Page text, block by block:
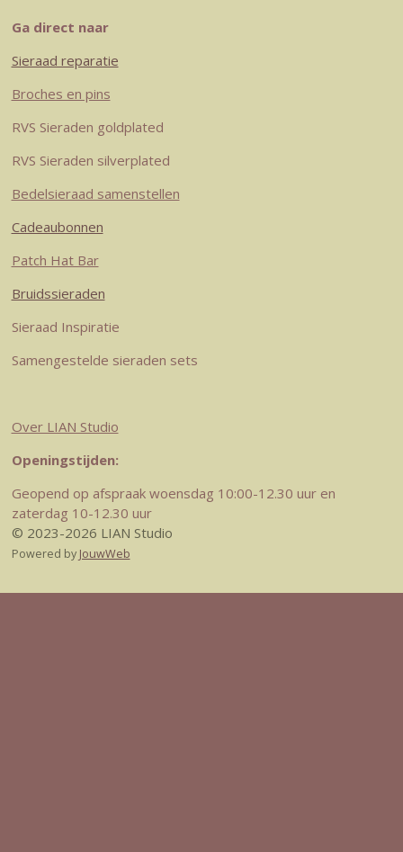
t
a
g
r
a
t
e
r
e
s
n
Ga direct naar
Sieraad reparatie
Broches en pins
RVS Sieraden goldplated
RVS Sieraden silverplated
Bedelsieraad samenstellen
Cadeaubonnen
Patch Hat Bar
Bruidssieraden
Sieraad Inspiratie
Samengestelde sieraden sets
Over LIAN Studio
Openingstijden:
Geopend op afspraak woensdag 10:00-12.30 uur en
zaterdag 10-12.30 uur
© 2023-2026 LIAN Studio
Powered by JouwWeb